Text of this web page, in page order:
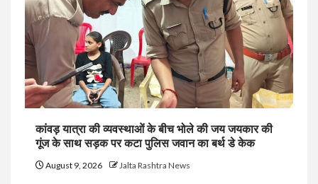
कांवड़ यात्रा की व्यवस्थाओं के बीच भोले की जय जयकार की
गूंज के साथ सड़क पर कटा पुलिस जवान का बर्थ डे केक
August 9, 2026 Jalta Rashtra News